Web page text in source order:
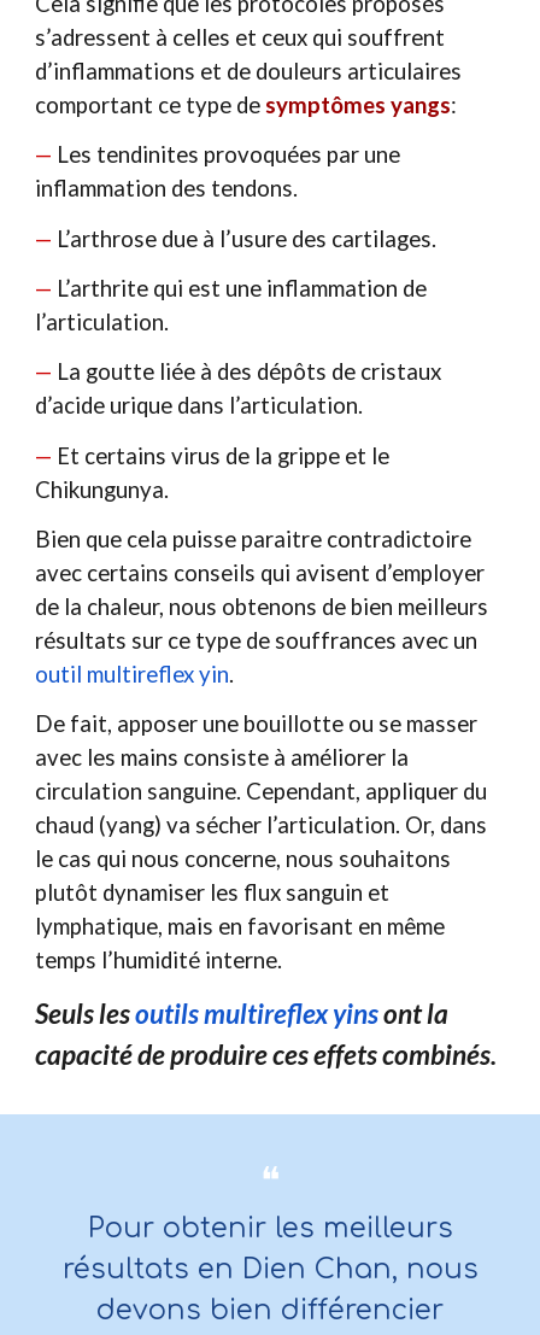
s’adressent à celles et ceux qui souffrent
d’inflammations et de douleurs articulaires
comportant ce type desymptômes yangs:
— Les tendinites provoquées par une
inflammation des tendons.
— L’arthrose due à l’usure des cartilages.
— L’arthrite qui est une inflammation de
l’articulation.
— La goutte liée à des dépôts de cristaux
d’acide urique dans l’articulation.
— Et certains virus de la grippe et le
Chikungunya.
Bien que cela puisse paraitre contradictoire
avec certains conseils qui avisent d’employer
de la chaleur, nous obtenons de bien meilleurs
résultats sur ce type de souffrances avec un
outil multireflex yin.
De fait, apposer une bouillotte ou se masser
avec les mains consiste à améliorer la
circulation sanguine. Cependant, appliquer du
chaud (yang) va sécher l’articulation. Or, dans
le cas qui nous concerne, nous souhaitons
plutôt dynamiser les flux sanguin et
lymphatique, mais en favorisant en même
temps l’humidité interne.
Seuls lesoutils multireflex yinsont la
capacité de produire ces effets combinés.
❝
Pour obtenir les meilleurs
résultats en Dien Chan, nous
devons bien différencier